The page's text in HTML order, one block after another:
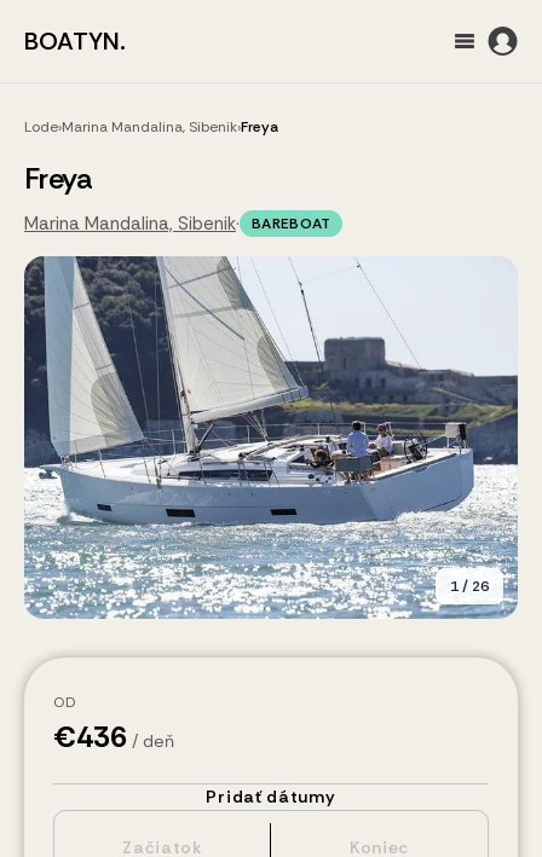
BOATYN.
Lode›Marina Mandalina, Sibenik›Freya
Freya
Marina Mandalina, Sibenik· BAREBOAT
1/ 26
OD
€436 / deň
Pridať dátumy